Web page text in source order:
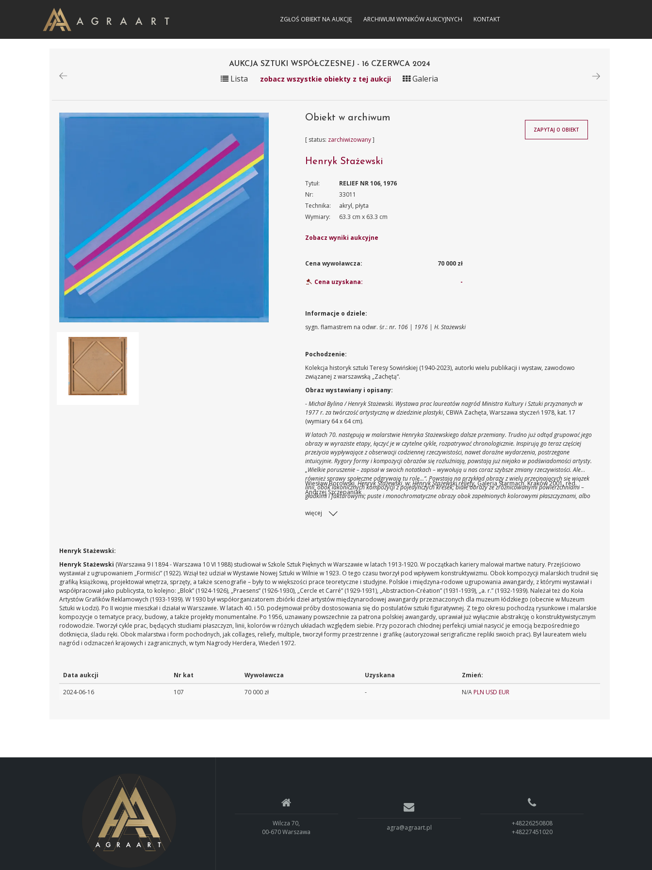
ZGŁOŚ OBIEKT NA AUKCJĘ ARCHIWUM WYNIKÓW AUKCYJNYCH KONTAKT
AUKCJA SZTUKI WSPÓŁCZESNEJ - 16 CZERWCA 2024
Lista zobacz wszystkie obiekty z tej aukcji Galeria
Obiekt w archiwum
[ status: zarchiwizowany]
Henryk Stażewski
Tytuł:
RELIEF NR 106, 1976
Nr:
33011
Technika:
akryl, płyta
Wymiary:
63.3 cm x 63.3 cm
Zobacz wyniki aukcyjne
Cena wywoławcza: 70 000 zł
Cena uzyskana: -
ZAPYTAJ O OBIEKT
Informacje o dziele:
sygn. flamastrem na odwr. śr.:nr. 106 | 1976 | H. Stażewski
Pochodzenie:
Kolekcja historyk sztuki Teresy Sowińskiej (1940-2023), autorki wielu publikacji i wystaw, zawodowo
związanej z warszawską „Zachętą“.
Obraz wystawiany i opisany:
-Michał Bylina / Henryk Stażewski. Wystawa prac laureatów nagród Ministra Kultury i Sztuki przyznanych w
1977 r. za twórczość artystyczną w dziedzinie plastyki, CBWA Zachęta, Warszawa styczeń 1978, kat. 17
(wymiary 64 x 64 cm).
W latach 70. następują w malarstwie Henryka Stażewskiego dalsze przemiany. Trudno już odtąd grupować jego
obrazy w wyraziste etapy, łączyć je w czytelne cykle, rozpatrywać chronologicznie. Inspirują go teraz częściej
przeżycia wypływające z obserwacji codziennej rzeczywistości, nawet doraźne wydarzenia, postrzegane
intuicyjnie. Rygory formy i kompozycji obrazów się rozluźniają, powstają już niejako w podświadomości artysty.
„Wielkie poruszenie – zapisał w swoich notatkach – wywołują u nas coraz szybsze zmiany rzeczywistości. Ale
również sprawy społeczne odgrywają tu rolę...“. Powstają na przykład obrazy z wielu przecinających się wiązek
linii, obok lakonicznych kompozycji z pojedynczych kresek; białe obrazy ze zróżnicowanymi powierzchniami –
gładkimi i fakturowymi; puste i monochromatyczne obrazy obok zapełnionych kolorowymi płaszczyznami, albo
pomysłów i coraz bardziej magiczna kolorystyka, która zaświadcza dobitnie, że nadany kiedyś Stażewskiemu
Wiesław Borowski,Henryk Stażewski, w:Henryk Stażewski reliefy, Galeria Starmach, Kraków 2001, red.
Andrzej Szczepaniak
więcej
Henryk Stażewski:
Henryk Stażewski (Warszawa 9 I 1894 - Warszawa 10 VI 1988) studiował w Szkole Sztuk Pięknych w Warszawie w latach 1913-1920. W początkach kariery malował martwe natury. Przejściowo
wystawiał z ugrupowaniem „Formiści” (1922). Wziął też udział w Wystawie Nowej Sztuki w Wilnie w 1923. O tego czasu tworzył pod wpływem konstruktywizmu. Obok kompozycji malarskich trudnił się
grafiką książkową, projektował wnętrza, sprzęty, a także scenografie – były to w większości prace teoretyczne i studyjne. Polskie i międzyna-rodowe ugrupowania awangardy, z którymi wystawiał i
współpracował jako publicysta, to kolejno: „Blok” (1924-1926), „Praesens” (1926-1930), „Cercle et Carré” (1929-1931), „Abstraction-Création” (1931-1939), „a. r.” (1932-1939). Należał też do Koła
Artystów Grafików Reklamowych (1933-1939). W 1930 był współorganizatorem zbiórki dzieł artystów międzynarodowej awangardy przeznaczonych dla muzeum łódzkiego (obecnie w Muzeum
Sztuki w Łodzi). Po II wojnie mieszkał i działał w Warszawie. W latach 40. i 50. podejmował próby dostosowania się do postulatów sztuki figuratywnej. Z tego okresu pochodzą rysunkowe i malarskie
kompozycje o tematyce pracy, budowy, a także projekty monumentalne. Po 1956, uznawany powszechnie za patrona polskiej awangardy, uprawiał już wyłącznie abstrakcję o konstruktywistycznym
rodowodzie. Tworzył cykle prac, będących studiami płaszczyzn, linii, kolorów w różnych układach względem siebie. Przy pozorach chłodnej perfekcji umiał nasycić je emocją bezpośredniego
dotknięcia, śladu ręki. Obok malarstwa i form pochodnych, jak collages, reliefy, multiple, tworzył formy przestrzenne i grafikę (autoryzował serigraficzne repliki swoich prac). Był laureatem wielu
nagród i odznaczeń krajowych i zagranicznych, w tym Nagrody Herdera, Wiedeń 1972.
Data aukcji Nr kat Wywoławcza Uzyskana Zmień:
2024-06-16 107 70 000 zł - N/APLN USD EUR
Wilcza 70,
00-670 Warszawa
agra@agraart.pl
+48226250808
+48227451020